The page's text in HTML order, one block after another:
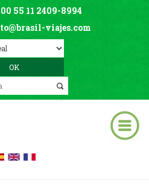
00 55 11 2409-8994
viajes.com